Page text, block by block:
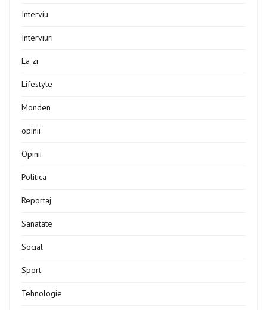
Interviu
Interviuri
La zi
Lifestyle
Monden
opinii
Opinii
Politica
Reportaj
Sanatate
Social
Sport
Tehnologie